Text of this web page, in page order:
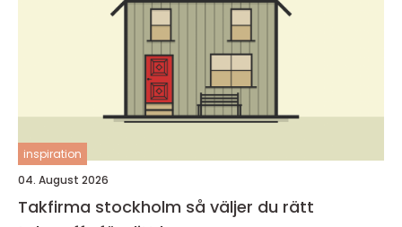
inspiration
04. August 2026
Takfirma stockholm så väljer du rätt